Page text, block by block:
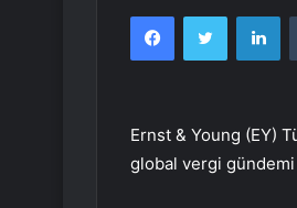
FacebookTwitter
Ernst & Young (EY)
global vergi